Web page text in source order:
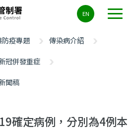
EN
疫專題
傳染病介紹
冠併發重症
聞稿
確定病例，分別為4例本